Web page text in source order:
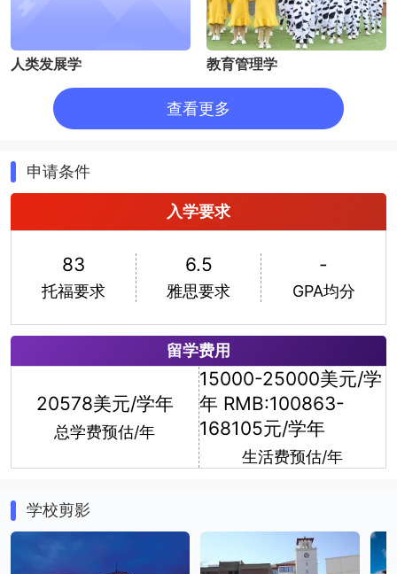
人类发展学 教育管理学
生物学 会计学
市场营销
查看更多
申请条件
入学要求
83
托福要求
6.5
雅思要求
-
GPA均分
留学费用
20578美元/学年
总学费预估/年
15000-25000美元/学
年 RMB:100863-
168105元/学年
生活费预估/年
学校剪影